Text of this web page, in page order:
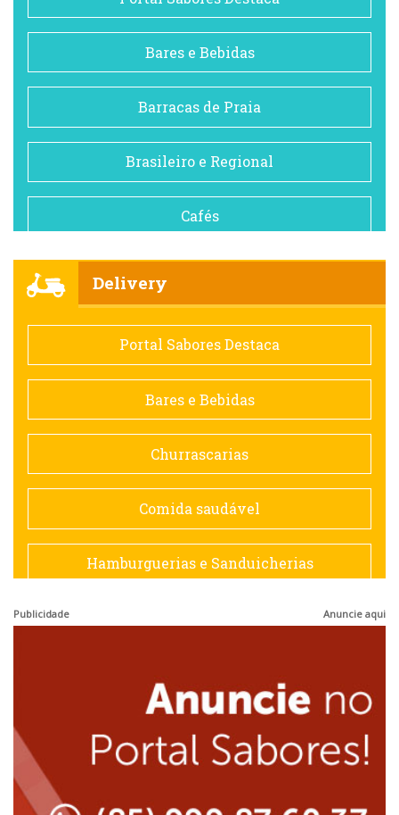
Bares e Bebidas
Barracas de Praia
Brasileiro e Regional
Cafés
Comida saudável
Contemporânea
Doceria
Espanhola
Francesa
Japonesa e Oriental
Lanchonetes
Delivery
Portal Sabores Destaca
Bares e Bebidas
Churrascarias
Comida saudável
Hamburguerias e Sanduicherias
Publicidade Anuncie aqui